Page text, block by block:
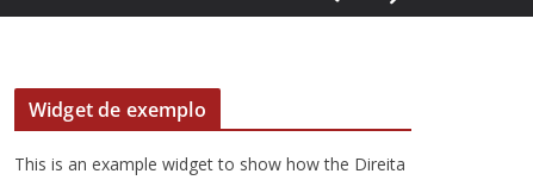
Widget de exemplo
This is an example widget to show how the Direita